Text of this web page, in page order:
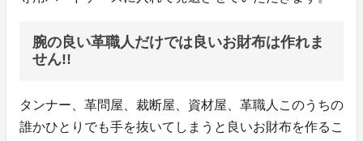
腕の良い革職人だけでは良いお財布は作れま
せん!!
タンナー、革問屋、裁断屋、資材屋、革職人このうちの
誰かひとりでも手を抜いてしまうと良いお財布を作るこ